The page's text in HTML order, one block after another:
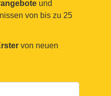
und
von bis zu 25
von neuen